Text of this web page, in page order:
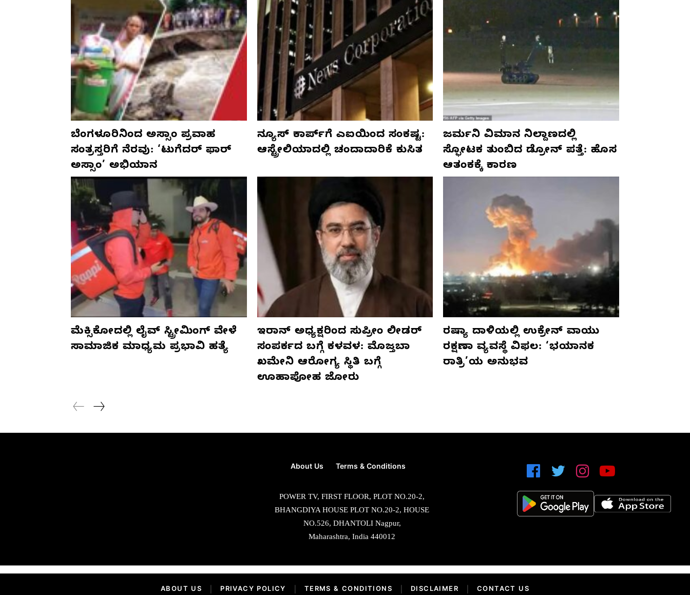
ಬೆಂಗಳೂರಿನಿಂದ ಅಸ್ಸಾಂ ಪ್ರವಾಹ
ಸಂತ್ರಸ್ತರಿಗೆ ನೆರವು: ‘ಟುಗೆದರ್ ಫಾರ್
ಅಸ್ಸಾಂ’ ಅಭಿಯಾನ
ನ್ಯೂಸ್ ಕಾರ್ಪ್‌ಗೆ ಎಐಯಿಂದ ಸಂಕಷ್ಟ:
ಆಸ್ಟ್ರೇಲಿಯಾದಲ್ಲಿ ಚಂದಾದಾರಿಕೆ ಕುಸಿತ
ಜರ್ಮನಿ ವಿಮಾನ ನಿಲ್ದಾಣದಲ್ಲಿ
ಸ್ಫೋಟಕ ತುಂಬಿದ ಡ್ರೋನ್ ಪತ್ತೆ: ಹೊಸ
ಆತಂಕಕ್ಕೆ ಕಾರಣ
ಮೆಕ್ಸಿಕೋದಲ್ಲಿ ಲೈವ್ ಸ್ಟ್ರೀಮಿಂಗ್ ವೇಳೆ
ಸಾಮಾಜಿಕ ಮಾಧ್ಯಮ ಪ್ರಭಾವಿ ಹತ್ಯೆ
ಇರಾನ್ ಅಧ್ಯಕ್ಷರಿಂದ ಸುಪ್ರೀಂ ಲೀಡರ್
ಸಂಪರ್ಕದ ಬಗ್ಗೆ ಕಳವಳ: ಮೊಜ್ತಬಾ
ಖಮೇನಿ ಆರೋಗ್ಯ ಸ್ಥಿತಿ ಬಗ್ಗೆ
ಊಹಾಪೋಹ ಜೋರು
ರಷ್ಯಾ ದಾಳಿಯಲ್ಲಿ ಉಕ್ರೇನ್ ವಾಯು
ರಕ್ಷಣಾ ವ್ಯವಸ್ಥೆ ವಿಫಲ: ‘ಭಯಾನಕ
ರಾತ್ರಿ’ಯ ಅನುಭವ
About Us Terms & Conditions
POWER TV, FIRST FLOOR, PLOT NO.20-2,
BHANGDIYA HOUSE PLOT NO.20-2, HOUSE
NO.526, DHANTOLI Nagpur,
Maharashtra, India 440012
ABOUT US PRIVACY POLICY TERMS & CONDITIONS DISCLAIMER CONTACT US